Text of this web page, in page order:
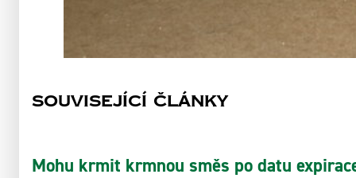
Související články
Mohu krmit krmnou směs po datu